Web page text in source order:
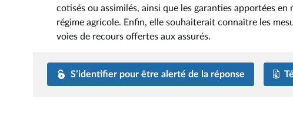
cotisés ou assimilés, ainsi que les garanties apportées
régime agricole. Enfin, elle souhaiterait connaître les
voies de recours offertes aux assurés.
S’identifier pour être alerté de la réponse